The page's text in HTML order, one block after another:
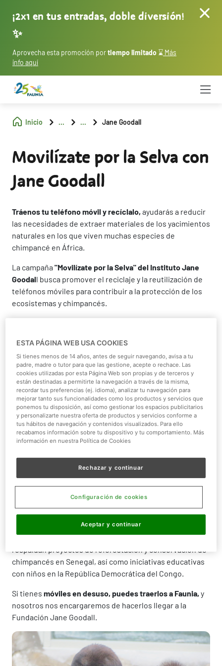
¡2x1 en tus entradas, doble diversión!
✨
Aprovecha esta promoción portiempo limitado ⌛ Más
info aquí
Inicio ... ... Jane Goodall
Movilízate por la Selva con
Jane Goodall
Tráenos tu teléfono móvil y recíclalo, ayudarás a reducir
las necesidades de extraer materiales de los yacimientos
naturales en los que viven muchas especies de
chimpancé en África.
La campaña"Movilízate por la Selva" del Instituto Jane
Goodall busca promover el reciclaje y la reutilización de
teléfonos móviles para contribuir a la protección de los
ecosistemas y chimpancés.
este de la República Democrática del Congo. El Instituto
Jane Goodall lidera esta campaña a través de su grupo
Raíces y Brotes España. La campaña alarga la vida útil de
los móviles y fomenta la donación de dispositivos en
desuso para:
1.Reutilizar los móvilesy reducir la demanda de
componentes.
2.Reciclar componentes útilesy gestionar de manera
adecuada los materiales tóxicos para prevenir la
contaminación ambiental.
3.Recaudar fondospara apoyar proyectos de desarrollo
en la República Democrática del Congo y programas de
educación y conservación, como el Centro de
Recuperación de Chimpancés de Tchimpunga, donde se
cuida a más de 150 chimpancés rescatados. También se
respaldan proyectos de reforestación y conservación de
chimpancés en Senegal, así como iniciativas educativas
con niños en la República Democrática del Congo.
Si tienes móviles en desuso, puedes traerlos a Faunia, y
nosotros nos encargaremos de hacerlos llegar a la
Fundación Jane Goodall.
ESTA PÁGINA WEB USA COOKIES
Si tienes menos de 14 años, antes de seguir navegando, avisa a tu
padre, madre o tutor para que las gestione, acepte o rechace. Las
cookies utilizadas por esta Página Web son propias y de terceros y
están destinadas a permitirte la navegación a través de la misma,
recordar tus preferencias (ej. idioma), analizar tu navegación para
mejorar tanto sus funcionalidades como los productos y servicios que
ponemos tu disposición, así como gestionar los espacios publicitarios
y personalizarte nuestra oferta de productos y servicios conforme a
tus hábitos de navegación y contenidos visualizados. Para ello
recabamos información sobre tu dispositivo y tu comportamiento. Más
información en nuestra Política de Cookies
Rechazar y continuar
Aceptar y continuar
Configuración de cookies